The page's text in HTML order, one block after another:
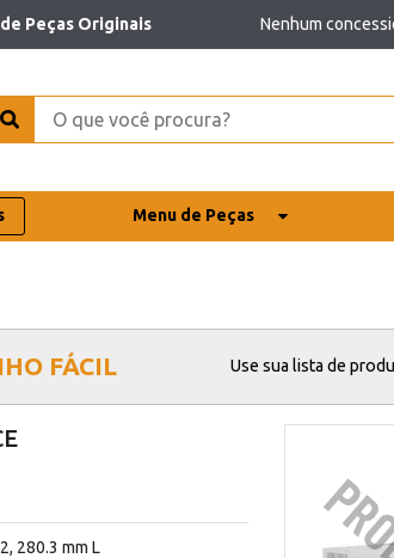
Peças Originais Nenhum
Menu de Peças
FÁCIL Use sua lista de
280.3 mm L